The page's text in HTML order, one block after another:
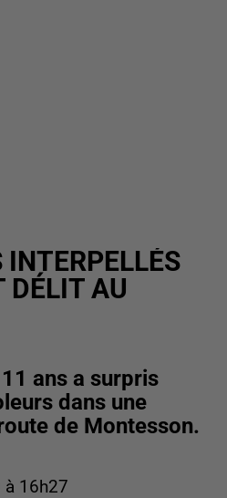
INTERPELLÉS
DÉLIT AU
ans a surpris
dans une
de Montesson.
à 16h27